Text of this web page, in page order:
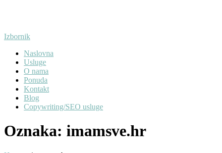
Izbornik
Naslovna
Usluge
O nama
Ponuda
Kontakt
Blog
Copywriting/SEO usluge
Oznaka: imamsve.hr